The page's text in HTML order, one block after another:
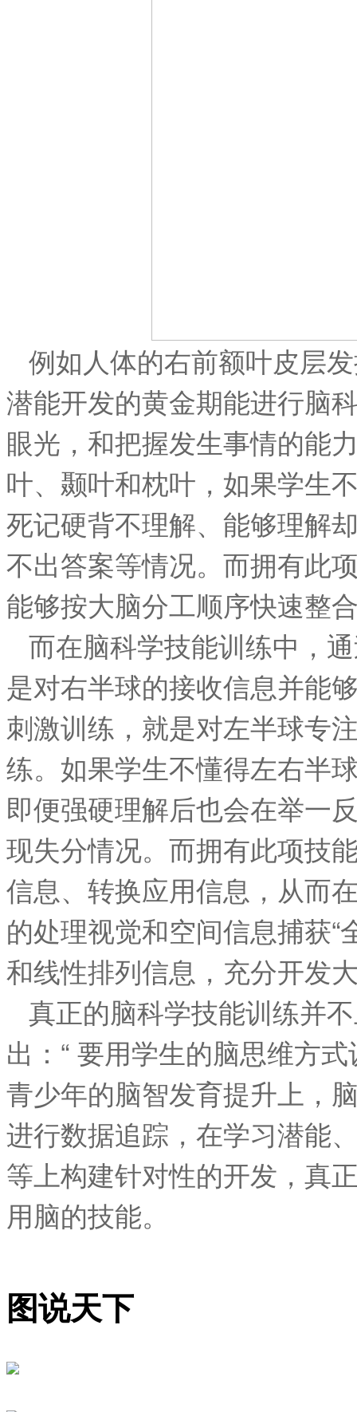
例如人体的右前额叶皮层
潜能开发的黄金期能进行脑
眼光，和把握发生事情的能
叶、颞叶和枕叶，如果学生
死记硬背不理解、能够理解
不出答案等情况。而拥有此
能够按大脑分工顺序快速整
而在脑科学技能训练中，
是对右半球的接收信息并能
刺激训练，就是对左半球专
练。如果学生不懂得左右半
即便强硬理解后也会在举一
现失分情况。而拥有此项技
信息、转换应用信息，从而
的处理视觉和空间信息捕获
和线性排列信息，充分开发
真正的脑科学技能训练并
出：“ 要用学生的脑思维方
青少年的脑智发育提升上，
进行数据追踪，在学习潜能
等上构建针对性的开发，真
用脑的技能。
图说天下